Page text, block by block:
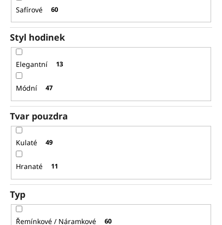
Safírové 60
Styl hodinek
Elegantní 13
Módní 47
Tvar pouzdra
Kulaté 49
Hranaté 11
Typ
Řemínkové / Náramkové 60